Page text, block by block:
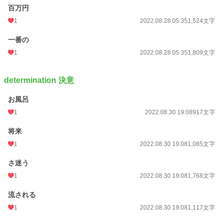
百万円
1 2022.08.28 05:351,524文字
一番の
1 2022.08.28 05:351,809文字
determination 決意
お風呂
1 2022.08.30 19:08917文字
将来
1 2022.08.30 19:081,085文字
さ迷う
1 2022.08.30 19:081,768文字
流される
1 2022.08.30 19:081,117文字